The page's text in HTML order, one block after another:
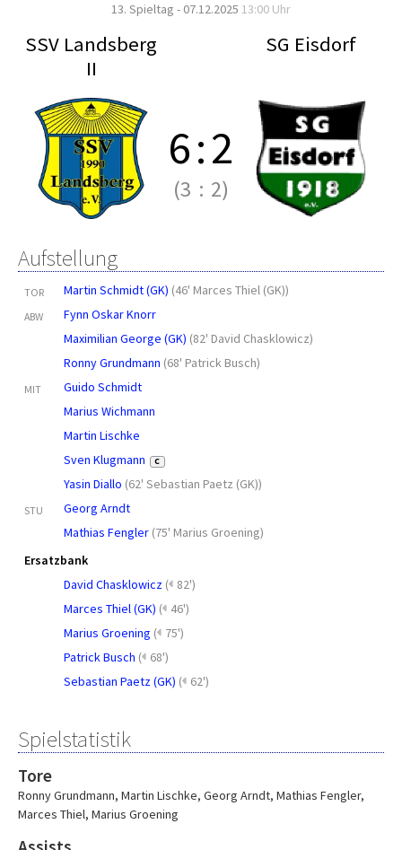
13. Spieltag - 07.12.2025 13:00 Uhr
SSV Landsberg
II
SG Eisdorf
6:2
(3 : 2)
Aufstellung
TOR Martin Schmidt (GK) (46' Marces Thiel (GK))
ABW
Fynn Oskar Knorr
Maximilian George (GK) (82' David Chasklowicz)
Ronny Grundmann (68' Patrick Busch)
MIT
Guido Schmidt
Marius Wichmann
Martin Lischke
Sven Klugmann
C
Yasin Diallo (62' Sebastian Paetz (GK))
STU
Georg Arndt
Mathias Fengler (75' Marius Groening)
Ersatzbank
David Chasklowicz ( 82')
Marces Thiel (GK) ( 46')
Marius Groening ( 75')
Patrick Busch ( 68')
Sebastian Paetz (GK) ( 62')
Spielstatistik
Tore
Ronny Grundmann, Martin Lischke, Georg Arndt, Mathias Fengler,
Marces Thiel, Marius Groening